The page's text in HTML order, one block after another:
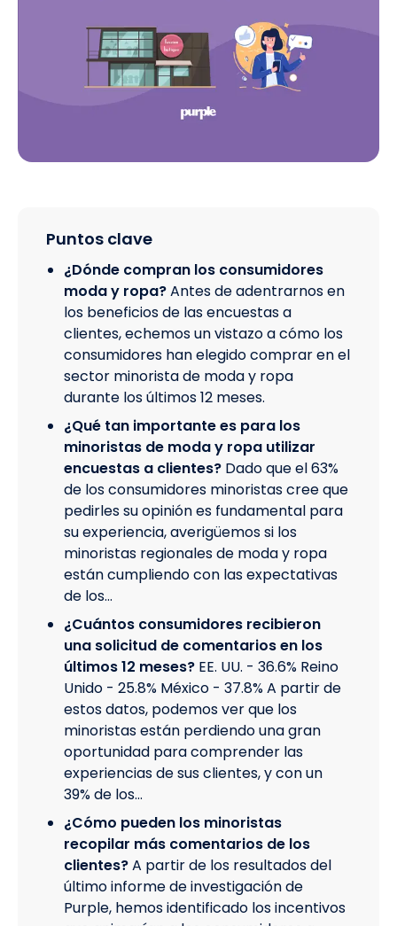
Puntos clave
¿Dónde compran los consumidores
moda y ropa?Antes de adentrarnos en
los beneficios de las encuestas a
clientes, echemos un vistazo a cómo los
consumidores han elegido comprar en el
sector minorista de moda y ropa
durante los últimos 12 meses.
¿Qué tan importante es para los
minoristas de moda y ropa utilizar
encuestas a clientes? Dado que el 63%
de los consumidores minoristas cree que
pedirles su opinión es fundamental para
su experiencia, averigüemos si los
minoristas regionales de moda y ropa
están cumpliendo con las expectativas
de los…
¿Cuántos consumidores recibieron
una solicitud de comentarios en los
últimos 12 meses? EE. UU. - 36.6% Reino
Unido - 25.8% México - 37.8% A partir de
estos datos, podemos ver que los
minoristas están perdiendo una gran
oportunidad para comprender las
experiencias de sus clientes, y con un
39% de los…
¿Cómo pueden los minoristas
recopilar más comentarios de los
clientes?A partir de los resultados del
último informe de investigación de
Purple, hemos identificado los incentivos